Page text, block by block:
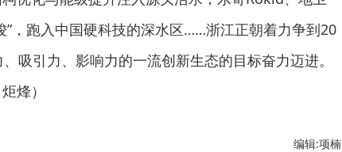
”，跑入中国硬科技的深水区……浙江正朝着力争到20
吸引力、影响力的一流创新生态的目标奋力迈进。
烽）
编辑:项楠